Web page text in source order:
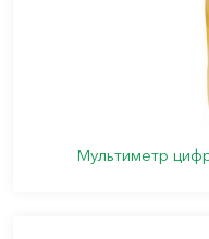
Мультиметр